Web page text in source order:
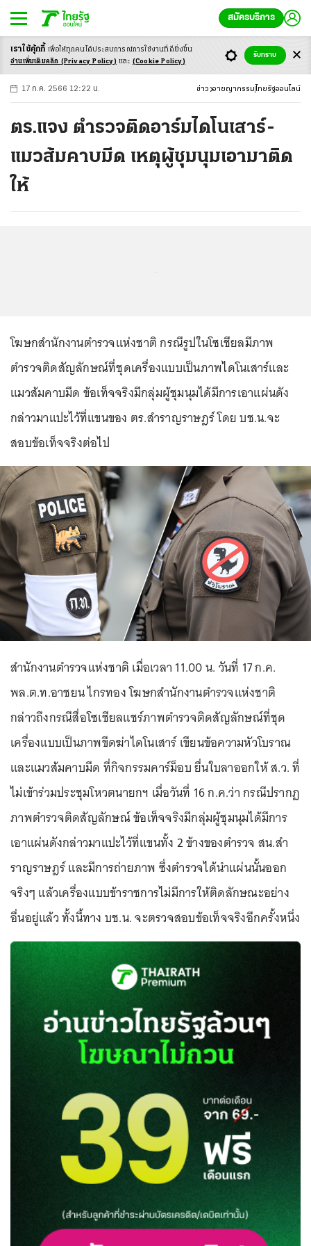
สมัครบริการ
-ก ก ก+
17 ก.ค. 2566 12:22 น. ข่าว อาชญากรรม ไทยรัฐออนไลน์
ตร.แจง ตำรวจติดอาร์มไดโนเสาร์-
แมวส้มคาบมีด เหตุผู้ชุมนุมเอามาติด
ให้
โฆษกสำนักงานตำรวจแห่งชาติ กรณีรูปในโซเชียลมีภาพ
ตำรวจติดสัญลักษณ์ที่ชุดเครื่องแบบเป็นภาพไดโนเสาร์และ
แมวส้มคาบมีด ข้อเท็จจริงมีกลุ่มผู้ชุมนุมได้มีการเอาแผ่นดัง
กล่าวมาแปะไว้ที่แขนของ ตร.สําราญราษฎร์ โดย บช.น.จะ
สอบข้อเท็จจริงต่อไป
สำนักงานตำรวจแห่งชาติ เมื่อเวลา 11.00 น. วันที่ 17 ก.ค.
พล.ต.ท.อาชยน ไกรทอง โฆษกสำนักงานตำรวจแห่งชาติ
กล่าวถึงกรณีสื่อโซเชียลแชร์ภาพตำรวจติดสัญลักษณ์ที่ชุด
เครื่องแบบเป็นภาพขีดฆ่าไดโนเสาร์ เขียนข้อความหัวโบราณ
และแมวส้มคาบมีด ที่กิจกรรมคาร์ม็อบ ยื่นใบลาออกให้ ส.ว. ที่
ไม่เข้าร่วมประชุมโหวตนายกฯ เมื่อวันที่ 16 ก.ค.ว่า กรณีปรากฏ
ภาพตำรวจติดสัญลักษณ์ ข้อเท็จจริงมีกลุ่มผู้ชุมนุมได้มีการ
เอาแผ่นดังกล่าวมาแปะไว้ที่แขนทั้ง 2 ข้างของตำรวจ สน.สํา
ราญราษฎร์ และมีการถ่ายภาพ ซึ่งตำรวจได้นำแผ่นนั้นออก
จริงๆ แล้วเครื่องแบบข้าราชการไม่มีการให้ติดลักษณะอย่าง
อื่นอยู่แล้ว ทั้งนี้ทาง บช.น. จะตรวจสอบข้อเท็จจริงอีกครั้งหนึ่ง
เราใช้คุ้กกี้ เพื่อให้ทุกคนได้ประสบการณ์การใช้งานที่ดียิ่งขึ้น
อ่านเพิ่มเติมคลิก (Privacy Policy) และ (Cookie Policy)
รับทราบ